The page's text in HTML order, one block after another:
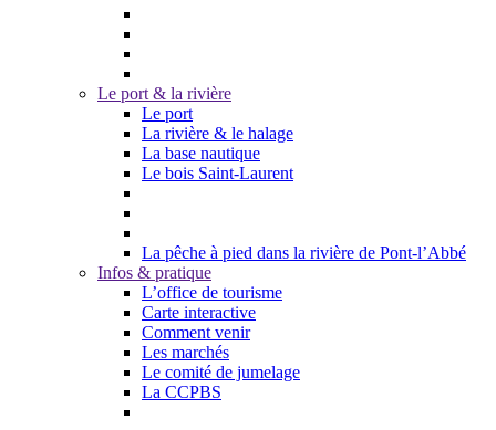
Le port & la rivière
Le port
La rivière & le halage
La base nautique
Le bois Saint-Laurent
La pêche à pied dans la rivière de Pont-l’Abbé
Infos & pratique
L’office de tourisme
Carte interactive
Comment venir
Les marchés
Le comité de jumelage
La CCPBS